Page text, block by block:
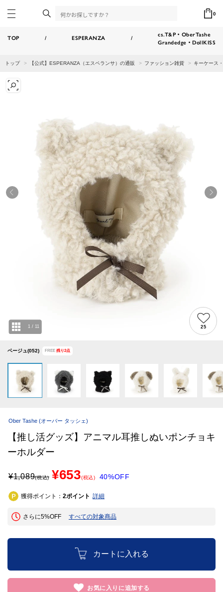
0
TOP / ESPERANZA /
cs.T&P・OberTashe
Grandedge・DollKISS
トップ 【公式】ESPERANZA（エスペランサ）の通販 ファッション雑貨 キーケース
ベージュ(052) FREE 残り2点
1 / 11 25
Ober Tashe (オーバー タッシェ)
【推し活グッズ】アニマル耳推しぬいポンチョキ
ーホルダー
¥1,089(税込) ¥653(税込) 40%OFF
獲得ポイント： 2ポイント 詳細
さらに5%OFF すべての対象商品
カートに入れる
お気に入りに追加する